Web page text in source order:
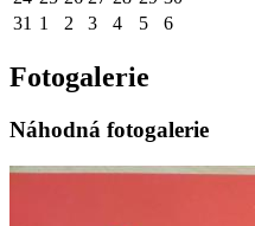
31 1 2 3 4 5 6
Fotogalerie
Náhodná fotogalerie